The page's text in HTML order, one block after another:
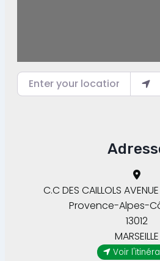
C.C DES CAILLOLS
MARSEILLE
Provence-Alpes-
13012
Voir